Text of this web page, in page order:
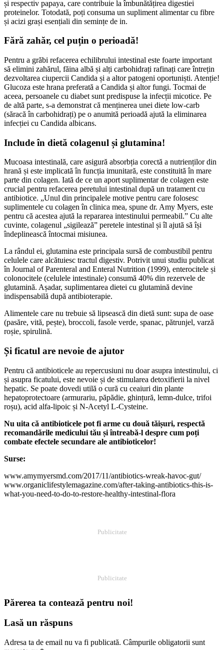
și respectiv papaya, care contribuie la îmbunătățirea digestiei
proteinelor. Totodată, poți consuma un supliment alimentar cu fibre
și acizi grași esențiali din semințe de in.
Fără zahăr, cel puțin o perioadă!
Pentru a grăbi refacerea echilibrului intestinal este foarte important
să elimini zahărul, făina albă și alți carbohidrați rafinați care întrețin
dezvoltarea ciupercii Candida și a altor patogeni oportuniști. Atenție!
Glucoza este hrana preferată a Candida și altor fungi. Tocmai de
aceea, persoanele cu diabet sunt predispuse la infecții micotice. Pe
de altă parte, s-a demonstrat că menținerea unei diete low-carb
(săracă în carbohidrați) pe o anumită perioadă ajută la eliminarea
infecției cu Candida albicans.
Include în dietă colagenul și glutamina!
Mucoasa intestinală, care asigură absorbția corectă a nutrienților din
hrană și este implicată în funcția imunitară, este constituită în mare
parte din colagen. Iată de ce un aport suplimentar de colagen este
crucial pentru refacerea peretului intestinal după un tratament cu
antibiotice. „Unul din principalele motive pentru care folosesc
suplimentele cu colagen în clinica mea, spune dr. Amy Myers, este
pentru că acestea ajută la repararea intestinului permeabil.” Cu alte
cuvinte, colagenul „sigilează” peretele intestinal și îl ajută să își
îndeplinească întocmai misiunea.
La rândul ei, glutamina este principala sursă de combustibil pentru
celulele care alcătuiesc tractul digestiv. Potrivit unui studiu publicat
în Journal of Parenteral and Enteral Nutrition (1999), enterocitele și
colonocitele (celulele intestinale) consumă 40% din rezervele de
glutamină. Așadar, suplimentarea dietei cu glutamină devine
indispensabilă după antibioterapie.
Alimentele care nu trebuie să lipsească din dietă sunt: supa de oase
(pasăre, vită, pește), broccoli, fasole verde, spanac, pătrunjel, varză
roșie, spirulină.
Și ficatul are nevoie de ajutor
Pentru că antibioticele au repercusiuni nu doar asupra intestinului, ci
și asupra ficatului, este nevoie și de stimularea detoxifierii la nivel
hepatic. Se poate dovedi utilă o cură cu ceaiuri din plante
hepatoprotectoare (armurariu, păpădie, ghințură, lemn-dulce, trifoi
roșu), acid alfa-lipoic și N-Acetyl L-Cysteine.
Nu uita că antibioticele pot fi arme cu două tăișuri, respectă
recomandările medicului tău și întreabă-l despre cum poți
combate efectele secundare ale antibioticelor!
Surse:
www.amymyersmd.com/2017/11/antibiotics-wreak-havoc-gut/
www.organiclifestylemagazine.com/after-taking-antibiotics-this-is-
what-you-need-to-do-to-restore-healthy-intestinal-flora
Publicitate
Publicitate
Părerea ta contează pentru noi!
Lasă un răspuns
Adresa ta de email nu va fi publicată. Câmpurile obligatorii sunt